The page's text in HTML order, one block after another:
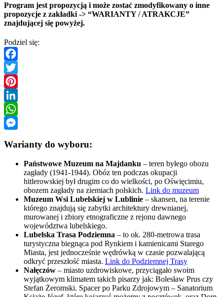
Program jest propozycją i może zostać zmodyfikowany o inne
propozycje z zakładki -> “WARIANTY / ATRAKCJE”
znajdującej się powyżej.
Podziel się:
Facebook
Twitter
Pinterest
LinkedIn
WhatsApp
Warianty do wyboru:
Państwowe Muzeum na Majdanku – teren byłego obozu
zagłady (1941-1944). Obóz ten podczas okupacji
hitlerowskiej był drugim co do wielkości, po Oświęcimiu,
obozem zagłady na ziemiach polskich. Link do muzeum
Muzeum Wsi Lubelskiej w Lublinie – skansen, na terenie
którego znajdują się zabytki architektury drewnianej,
murowanej i zbiory etnograficzne z rejonu dawnego
województwa lubelskiego.
Lubelska Trasa Podziemna – to ok. 280-metrowa trasa
turystyczna biegnąca pod Rynkiem i kamienicami Starego
Miasta, jest jednocześnie wędrówką w czasie pozwalającą
odkryć przeszłość miasta. Link do Podziemnej Trasy
Nałęczów – miasto uzdrowiskowe, przyciągało swoim
wyjątkowym klimatem takich pisarzy jak: Bolesław Prus czy
Stefan Żeromski. Spacer po Parku Zdrojowym – Sanatorium